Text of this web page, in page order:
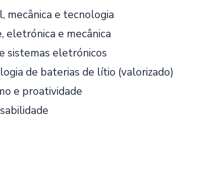
mecânica e tecnologia
eletrónica e mecânica
sistemas eletrónicos
de baterias de lítio (valorizado)
e proatividade